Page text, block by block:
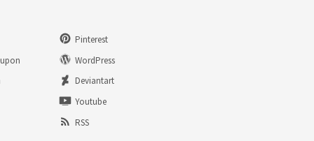
Pinterest
WordPress
Deviantart
Youtube
RSS